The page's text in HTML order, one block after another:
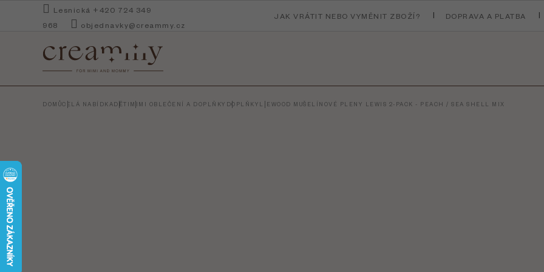
Lesnická +420 724 349
968
objednavky@creammy.cz
JAK VRÁTIT NEBO VYMĚNIT ZBOŽÍ? DOPRAVA A PLATBA
DOMŮCELÁ NABÍDKADĚTI MIMI OBLEČENÍ A DOPLŇKY DOPLŇKY LIEWOOD MUŠELÍNOVÉ PLENY LEWIS 2-PACK - PEACH / SEA SHELL MIX